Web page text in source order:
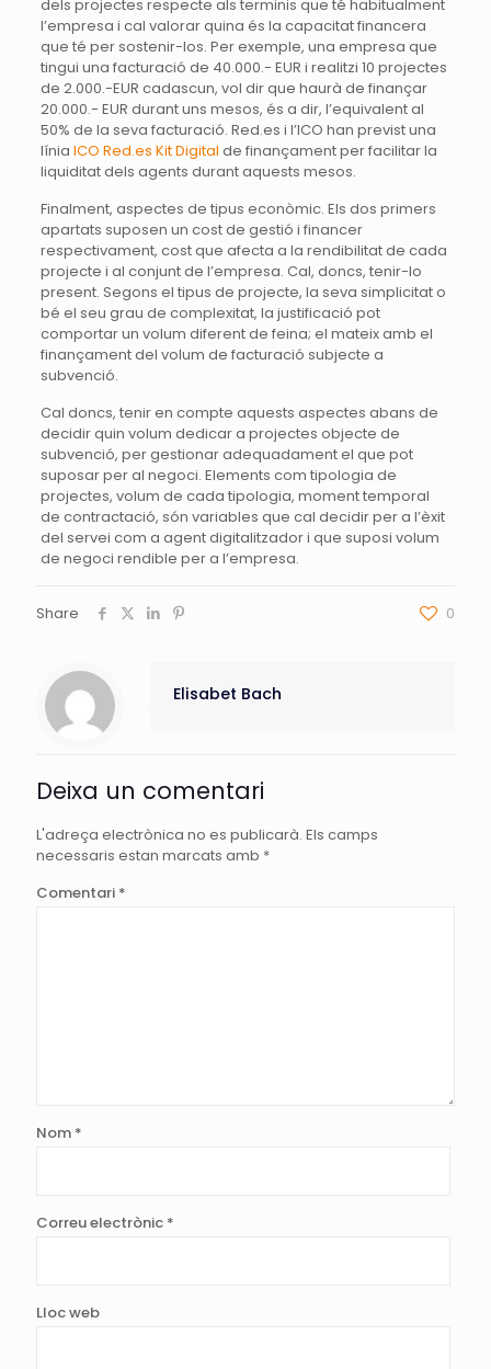
dels projectes respecte als terminis que té habitualment
l’empresa i cal valorar quina és la capacitat financera
que té per sostenir-los. Per exemple, una empresa que
tingui una facturació de 40.000.- EUR i realitzi 10 projectes
de 2.000.-EUR cadascun, vol dir que haurà de finançar
20.000.- EUR durant uns mesos, és a dir, l’equivalent al
50% de la seva facturació. Red.es i l’ICO han previst una
línia ICO Red.es Kit Digital de finançament per facilitar la
liquiditat dels agents durant aquests mesos.
Finalment, aspectes de tipus econòmic. Els dos primers
apartats suposen un cost de gestió i financer
respectivament, cost que afecta a la rendibilitat de cada
projecte i al conjunt de l’empresa. Cal, doncs, tenir-lo
present. Segons el tipus de projecte, la seva simplicitat o
bé el seu grau de complexitat, la justificació pot
comportar un volum diferent de feina; el mateix amb el
finançament del volum de facturació subjecte a
subvenció.
Cal doncs, tenir en compte aquests aspectes abans de
decidir quin volum dedicar a projectes objecte de
subvenció, per gestionar adequadament el que pot
suposar per al negoci. Elements com tipologia de
projectes, volum de cada tipologia, moment temporal
de contractació, són variables que cal decidir per a l’èxit
del servei com a agent digitalitzador i que suposi volum
de negoci rendible per a l’empresa.
Share 0
Elisabet Bach
Deixa un comentari
L'adreça electrònica no es publicarà. Els camps
necessaris estan marcats amb *
Comentari *
Nom *
Correu electrònic *
Lloc web